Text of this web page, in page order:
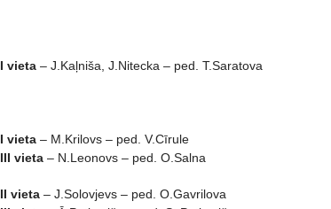
I vieta – J.Kaļniša, J.Nitecka – ped. T.Saratova
I vieta – M.Krilovs – ped. V.Cīrule
III vieta – N.Leonovs – ped. O.Salna
II vieta – J.Solovjevs – ped. O.Gavrilova